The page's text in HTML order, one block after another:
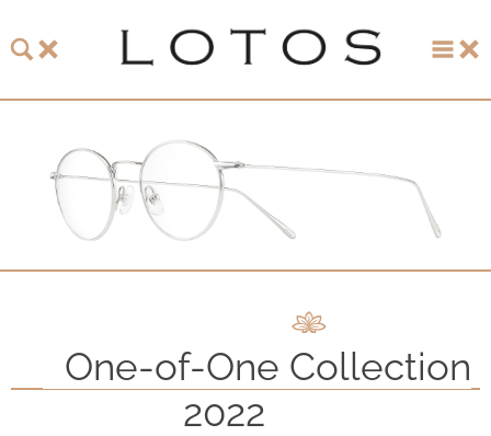
One-of-One Collection
2022
珞特斯
LOTOS 2026 眼镜系列
LOTOS 150周年纪念系列
One-of-One至臻唯一系列
One-of-One Collection 2012